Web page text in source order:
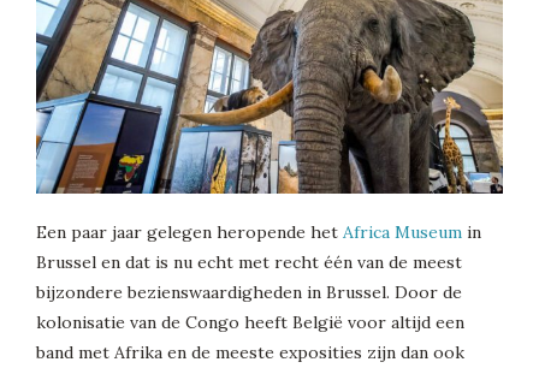
Een paar jaar gelegen heropende het Africa Museum in
Brussel en dat is nu echt met recht één van de meest
bijzondere bezienswaardigheden in Brussel. Door de
kolonisatie van de Congo heeft België voor altijd een
band met Afrika en de meeste exposities zijn dan ook